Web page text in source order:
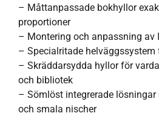
– Måttanpassade bokhyllor
proportioner
– Montering och anpassning av
– Specialritade
– Skräddarsydda hyllor för
och bibliotek
– Sömlöst integrerade lösningar
och smala nischer